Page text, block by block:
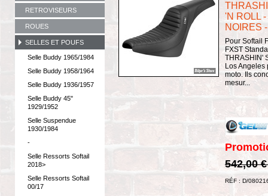
RETROVISEURS
ROUES
SELLES ET POUFS
Selle Buddy 1965/1984
Selle Buddy 1958/1964
Selle Buddy 1936/1957
Selle Buddy 45"
1929/1952
Selle Suspendue
1930/1984
-
Selle Ressorts Softail
2018>
Selle Ressorts Softail
00/17
'N ROLL
NOIRES
Pour Softail
FXST
THRASHIN'
Los
moto. Ils
mesur...
542,00
RÉF : D/